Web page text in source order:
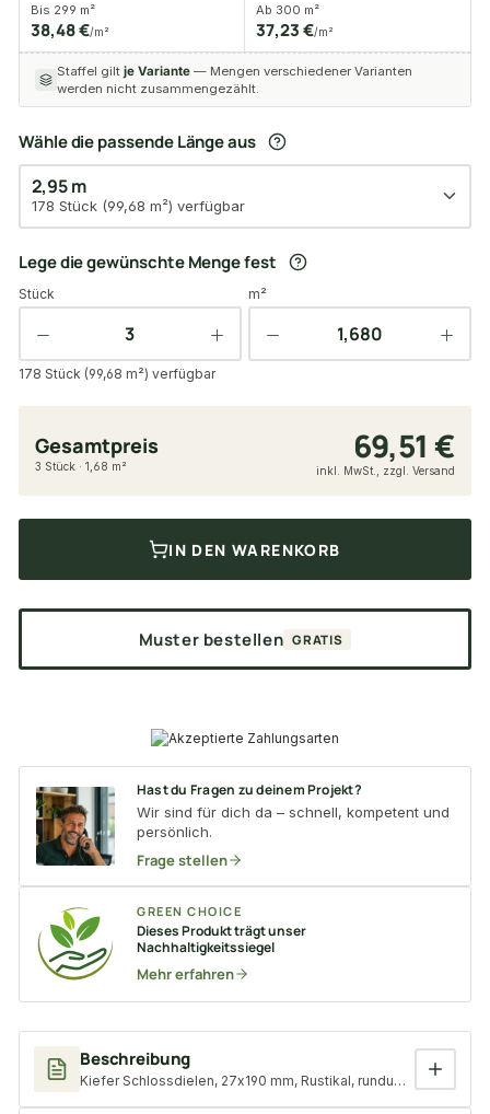
Beschreibung
Kiefer Schlossdielen, 27x190 mm, Rustikal, rundum Nut &
Bis 299 m²
38,48 €/m²
Ab 300 m²
37,23 €/m²
Staffel gilt je Variante — Mengen verschiedener Varianten
werden nicht zusammengezählt.
Wähle die passende Länge aus
2,95 m
178 Stück (99,68 m²) verfügbar
Lege die gewünschte Menge fest
Stück m²
178 Stück (99,68 m²) verfügbar
Gesamtpreis 69,51 €
3 Stück · 1,68 m² inkl. MwSt., zzgl. Versand
IN DEN WARENKORB
Muster bestellen GRATIS
Hast du Fragen zu deinem Projekt?
Wir sind für dich da – schnell, kompetent und
persönlich.
Frage stellen
GREEN CHOICE
Dieses Produkt trägt unser
Nachhaltigkeitssiegel
Mehr erfahren